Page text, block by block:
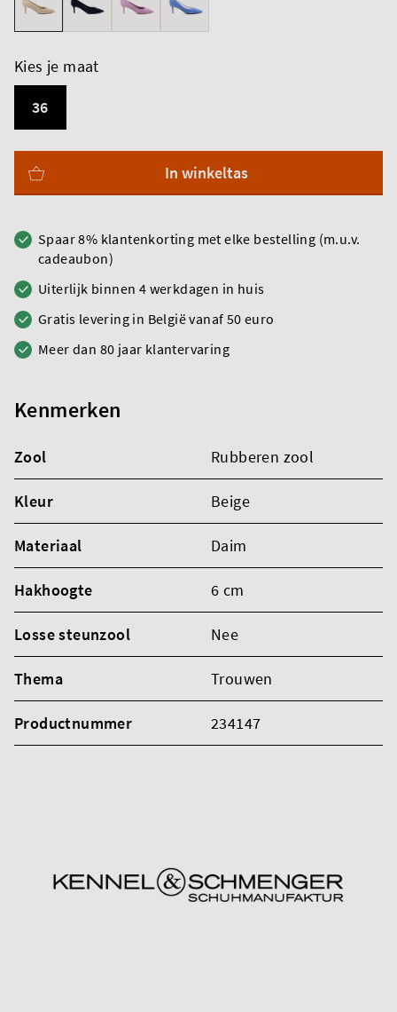
Kies je maat
36
In winkeltas
Spaar 8% klantenkorting met elke bestelling (m.u.v.
cadeaubon)
Uiterlijk binnen 4 werkdagen in huis
Gratis levering in België vanaf 50 euro
Meer dan 80 jaar klantervaring
Kenmerken
Zool Rubberen zool
Kleur Beige
Materiaal Daim
Hakhoogte 6 cm
Losse steunzool Nee
Thema Trouwen
Productnummer 234147